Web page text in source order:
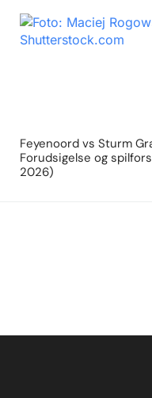
Feyenoord vs Sturm
Forudsigelse og
2026)